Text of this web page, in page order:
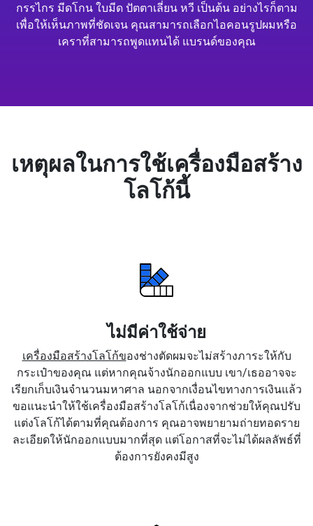
กรรไกร มีดโกน ใบมีด ปัตตาเลี่ยน หวี เป็นต้น อย่างไรก็ตาม
เพื่อให้เห็นภาพที่ชัดเจน คุณสามารถเลือกไอคอนรูปผมหรือ
เคราที่สามารถพูดแทนได้ แบรนด์ของคุณ
เหตุผลในการใช้เครื่องมือสร้าง
โลโก้นี้
ไม่มีค่าใช้จ่าย
เครื่องมือสร้างโลโก้ของช่างตัดผมจะไม่สร้างภาระให้กับ
กระเป๋าของคุณ แต่หากคุณจ้างนักออกแบบ เขา/เธออาจจะ
เรียกเก็บเงินจำนวนมหาศาล นอกจากเงื่อนไขทางการเงินแล้ว
ขอแนะนำให้ใช้เครื่องมือสร้างโลโก้เนื่องจากช่วยให้คุณปรับ
แต่งโลโก้ได้ตามที่คุณต้องการ คุณอาจพยายามถ่ายทอดราย
ละเอียดให้นักออกแบบมากที่สุด แต่โอกาสที่จะไม่ได้ผลลัพธ์ที่
ต้องการยังคงมีสูง